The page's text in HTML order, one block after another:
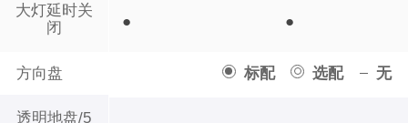
大灯延时关
闭
方向盘 标配 选配 无
透明地盘/5
● ●